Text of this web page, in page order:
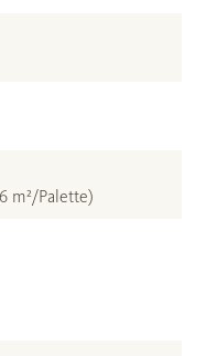
m²/Palette)